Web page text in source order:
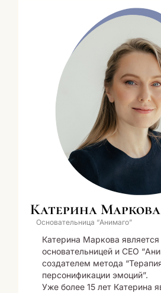
Катерина Маркова
Основательница “Анимаго”
Катерина Маркова является
основательницей и СЕО
создателем метода
персонификации эмоций”.
Уже более 15 лет Катерина